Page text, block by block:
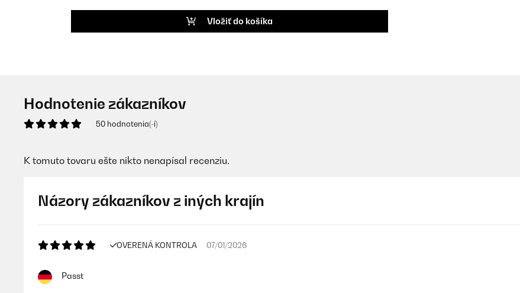
Vložiť do košíka
Hodnotenie zákazníkov
50 hodnotenia(-í)
K tomuto tovaru ešte nikto nenapísal recenziu.
Názory zákazníkov z iných krajín
OVERENÁ KONTROLA 07/01/2026
Passt